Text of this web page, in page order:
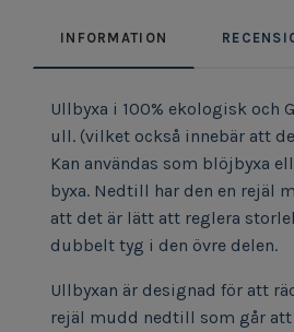
INFORMATION
Ullbyxa i 100% ekologisk och
ull. (vilket också innebär att
Kan användas som blöjbyxa
byxa. Nedtill har den en rejäl
att det är lätt att reglera
dubbelt tyg i den övre delen.
Ullbyxan är designad för att
rejäl mudd nedtill som går att